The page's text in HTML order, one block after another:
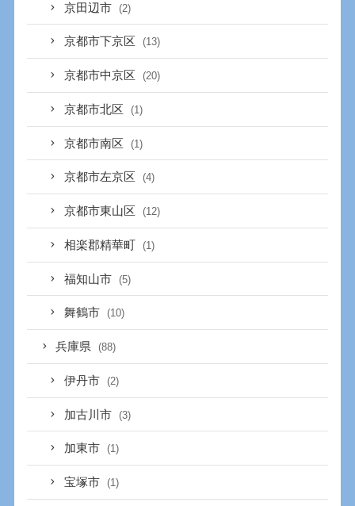
京田辺市 (2)
京都市下京区 (13)
京都市中京区 (20)
京都市北区 (1)
京都市南区 (1)
京都市左京区 (4)
京都市東山区 (12)
相楽郡精華町 (1)
福知山市 (5)
舞鶴市 (10)
兵庫県 (88)
伊丹市 (2)
加古川市 (3)
加東市 (1)
宝塚市 (1)